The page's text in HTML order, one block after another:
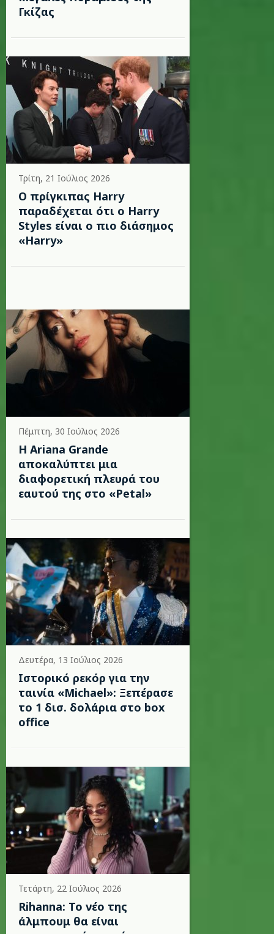
Γκίζας
Τρίτη, 21 Ιούλιος 2026
Ο πρίγκιπας Harry
παραδέχεται ότι ο Harry
Styles είναι ο πιο διάσημος
«Harry»
Πέμπτη, 30 Ιούλιος 2026
Η Ariana Grande
αποκαλύπτει μια
διαφορετική πλευρά του
εαυτού της στο «Petal»
Δευτέρα, 13 Ιούλιος 2026
Ιστορικό ρεκόρ για την
ταινία «Michael»: Ξεπέρασε
το 1 δισ. δολάρια στο box
office
Τετάρτη, 22 Ιούλιος 2026
Rihanna: Το νέο της
άλμπουμ θα είναι